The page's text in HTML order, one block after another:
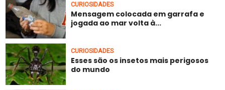
CURIOSIDADES
Mensagem colocada em garrafa e
jogada ao mar volta à...
CURIOSIDADES
Esses são os insetos mais perigosos
do mundo